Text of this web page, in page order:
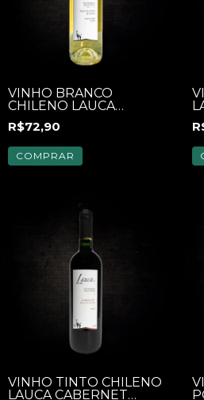
VINHO BRANCO
CHILENO LAUCA
SAUVIGNON BLANC
750ML
R$72,90
COMPRAR
VINHO TINTO CHILENO
LAUCA CABERNET